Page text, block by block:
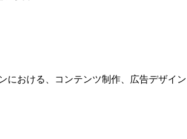
における、コンテンツ制作、広告デザイ